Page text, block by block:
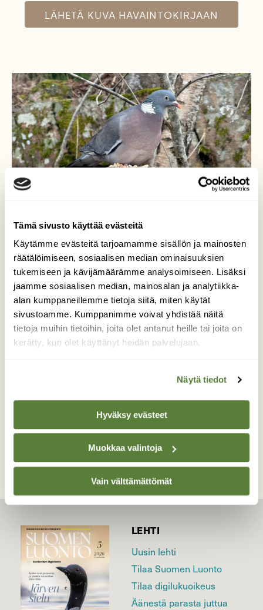
Tämä sivusto käyttää evästeitä
Käytämme evästeitä tarjoamamme sisällön ja mainosten
räätälöimiseen, sosiaalisen median ominaisuuksien
tukemiseen ja kävijämäärämme analysoimiseen. Lisäksi
jaamme sosiaalisen median, mainosalan ja analytiikka-
alan kumppaneillemme tietoja siitä, miten käytät
sivustoamme. Kumppanimme voivat yhdistää näitä
tietoja muihin tietoihin, joita olet antanut heille tai joita on
kerätty, kun olet käyttänyt heidän palvelujaan.
Näytä tiedot
Hyväksy evästeet
Muokkaa valintoja
Vain välttämättömät
LÄHETÄ KUVA HAVAINTOKIRJAAN
METSÄNVARTIJA
Sepelkyyhky aamuisessa metsässä
tarkkailee että ohjeita noudatetaan…😊
TAKAISIN LISTAAN
LEHTI
Uusin lehti
Tilaa Suomen Luonto
Tilaa digilukuoikeus
Äänestä parasta juttua